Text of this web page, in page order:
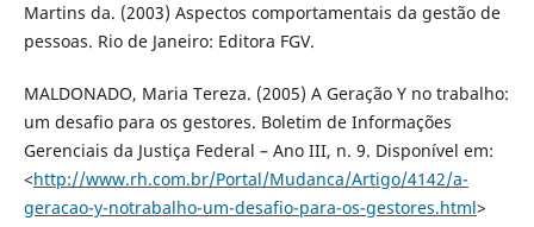
Martins da. (2003) Aspectos comportamentais da gestão de
pessoas. Rio de Janeiro: Editora FGV.
MALDONADO, Maria Tereza. (2005) A Geração Y no trabalho:
um desafio para os gestores. Boletim de Informações
Gerenciais da Justiça Federal – Ano III, n. 9. Disponível em:
<http://www.rh.com.br/Portal/Mudanca/Artigo/4142/a-
geracao-y-notrabalho-um-desafio-para-os-gestores.html>